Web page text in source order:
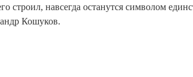
строил, навсегда останутся символом
Кошуков.